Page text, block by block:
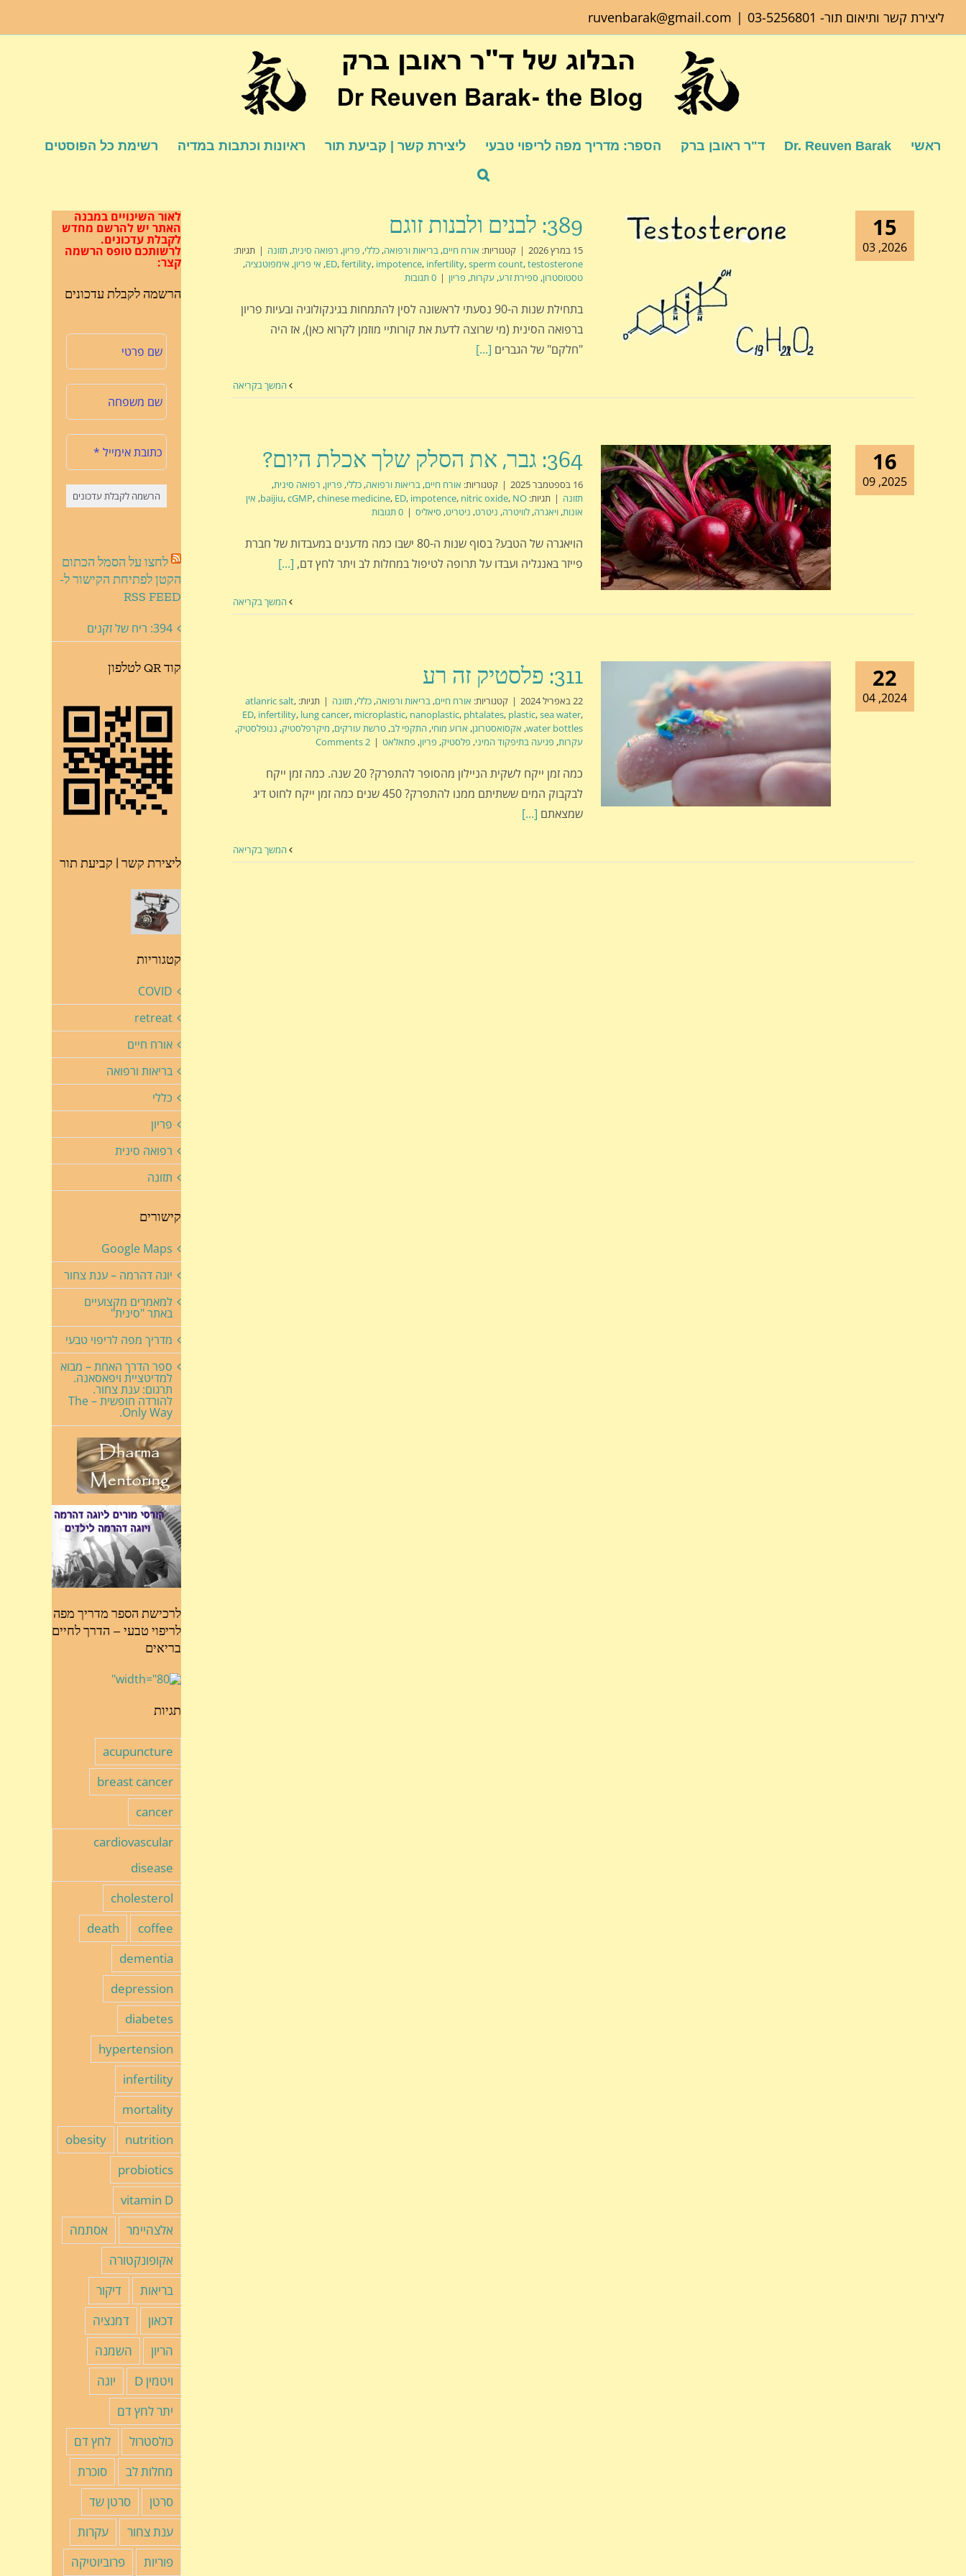
ליצירת קשר ותיאום תור- 03-5256801
|
ruvenbarak@gmail.com
ראשי Dr. Reuven Barak ד"ר ראובן ברק הספר: מדריך מפה לריפוי טבעי ליצירת קשר | קביעת תור ראיונות וכתבות במדיה רשימת כל הפוסטים
15
2026, 03
389: לבנים ולבנות זוגם
15 במרץ 2026 | קטגוריות: אורח חיים, בריאות ורפואה, כללי, פריון, רפואה סינית, תזונה | תגיות:
ED,fertility, impotence, infertility,sperm count,testosterone
, אי פריון, אימפוטנציה,
טסטוסטרון, ספירת זרע, עקרות, פריון | 0 תגובות
בתחילת שנות ה-90 נסעתי לראשונה לסין להתמחות בגינקולוגיה ובעיות פריון
ברפואה הסינית (מי שרוצה לדעת את קורותיי מוזמן לקרוא כאן), אז היה
"חלקם" של הגברים [...]
המשך בקריאה
16
2025, 09
364: גבר, את הסלק שלך אכלת היום?
16 בספטמבר 2025 | קטגוריות: אורח חיים, בריאות ורפואה, כללי, פריון, רפואה סינית,
תזונה | תגיות: baijiu,cGMP,chinese medicine, ED, impotence, nitric oxide, NO
, אין
אונות, ויאגרה, לוויטרה, ניטרט, ניטריט, סיאליס | 0 תגובות
הויאגרה של הטבע? בסוף שנות ה-80 ישבו כמה מדענים במעבדות של חברת
פייזר באנגליה ועבדו על תרופה לטיפול במחלות לב ויתר לחץ דם, [...]
המשך בקריאה
22
2024, 04
311: פלסטיק זה רע
22 באפריל 2024 | קטגוריות: אורח חיים, בריאות ורפואה, כללי, תזונה | תגיות: atlanric salt,
ED, infertility, lung cancer, microplastic, nanoplastic, phtalates, plastic,sea water,
water bottles
, אקסואסטרוגן, ארוע מוחי, התקפי לב, טרשת עורקים, מיקרפלסטיק, ננופלסטיק,
עקרות, פגיעה בתיפקוד המיני, פלסטיק, פריון, פתאלאט |
2 Comments
כמה זמן ייקח לשקית הניילון מהסופר להתפרק? 20 שנה. כמה זמן ייקח
לבקבוק המים ששתיתם ממנו להתפרק? 450 שנים כמה זמן ייקח לחוט דיג
שמצאתם [...]
המשך בקריאה
לאור השינויים במבנה
האתר יש להרשם מחדש
לקבלת עדכונים.
לרשותכם טופס הרשמה
קצר:
הרשמה לקבלת עדכונים
לחצו על הסמל הכתום
הקטן לפתיחת הקישור ל-
RSS FEED
394: ריח של זקנים
קוד QR לטלפון
ליצירת קשר | קביעת תור
קטגוריות
COVID
retreat
אורח חיים
בריאות ורפואה
כללי
פריון
רפואה סינית
תזונה
קישורים
Google Maps
יוגה דהרמה – ענת צחור
למאמרים מקצועיים
באתר "סינית"
מדריך מפה לריפוי טבעי
ספר הדרך האחת – מבוא
למדיטציית ויפאסאנה.
תרגום: ענת צחור.
להורדה חופשית – The
Only Way.
לרכישת הספר מדריך מפה
לריפוי טבעי – הדרך לחיים
בריאים
תגיות
acupuncture
breast cancer
cancer
cardiovascular
disease
cholesterol
coffee
death
dementia
depression
diabetes
hypertension
infertility
mortality
nutrition
obesity
probiotics
vitamin D
אלצהיימר
אסתמה
אקופונקטורה
בריאות
דיקור
דכאון
דמנציה
הריון
השמנה
ויטמין D
יוגה
יתר לחץ דם
כולסטרול
לחץ דם
מחלות לב
סוכרת
סרטן
סרטן שד
ענת צחור
עקרות
פוריות
פרוביוטיקה